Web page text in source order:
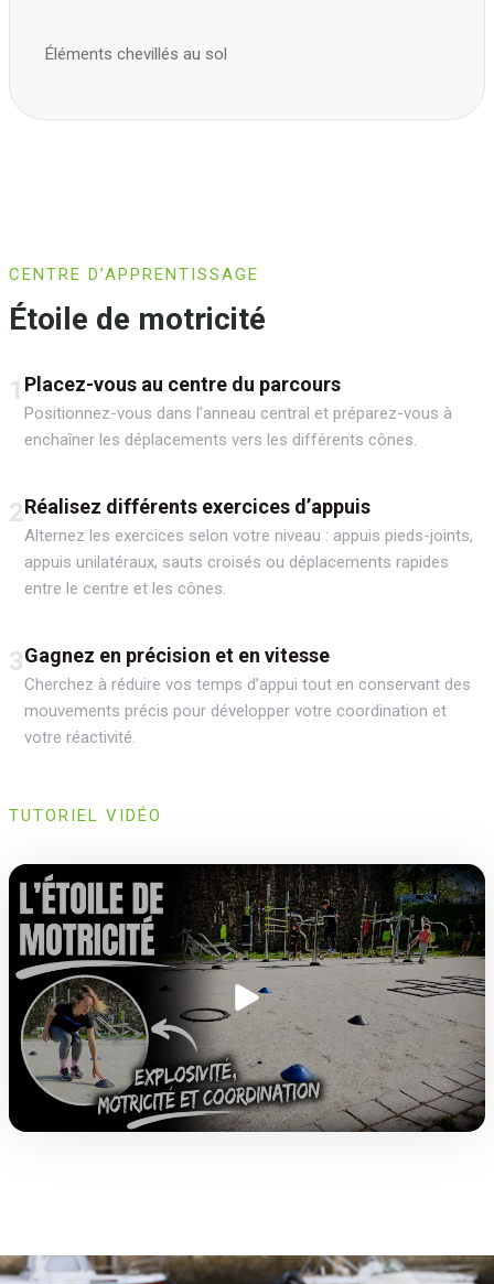
Éléments chevillés au sol
CENTRE D’APPRENTISSAGE
Étoile de motricité
1 Placez-vous au centre du parcours
Positionnez-vous dans l’anneau central et préparez-vous à
enchaîner les déplacements vers les différents cônes.
2Réalisez différents exercices d’appuis
Alternez les exercices selon votre niveau : appuis pieds-joints,
appuis unilatéraux, sauts croisés ou déplacements rapides
entre le centre et les cônes.
3Gagnez en précision et en vitesse
Cherchez à réduire vos temps d’appui tout en conservant des
mouvements précis pour développer votre coordination et
votre réactivité.
TUTORIEL VIDÉO